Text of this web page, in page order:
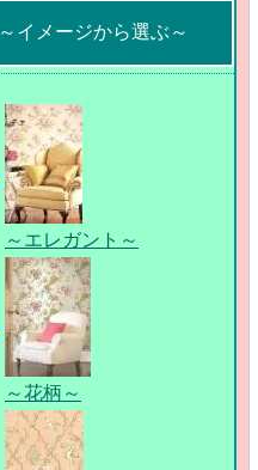
～イメージから選ぶ～
～エレガント～
～花柄～